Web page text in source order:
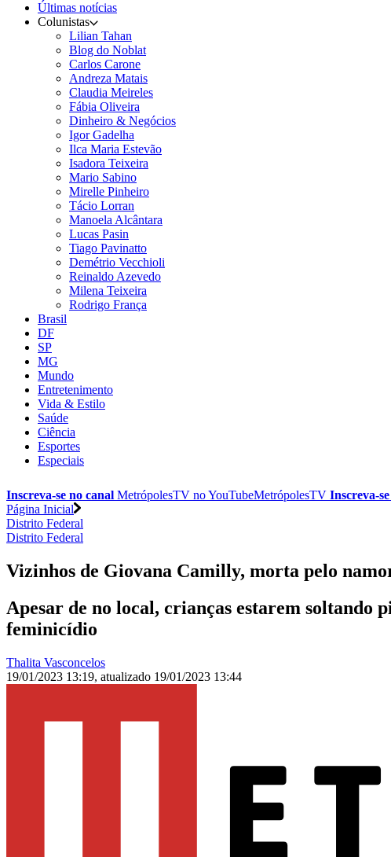
Últimas notícias
Colunistas
Lilian Tahan
Blog do Noblat
Carlos Carone
Andreza Matais
Claudia Meireles
Fábia Oliveira
Dinheiro & Negócios
Igor Gadelha
Ilca Maria Estevão
Isadora Teixeira
Mario Sabino
Mirelle Pinheiro
Tácio Lorran
Manoela Alcântara
Lucas Pasin
Tiago Pavinatto
Demétrio Vecchioli
Reinaldo Azevedo
Milena Teixeira
Rodrigo França
Brasil
DF
SP
MG
Mundo
Entretenimento
Vida & Estilo
Saúde
Ciência
Esportes
Especiais
Inscreva-se no canal MetrópolesTV noYouTubeMetrópolesTV Inscreva-se
Página Inicial
Distrito Federal
Distrito Federal
Vizinhos de Giovana Camilly, morta pelo
Apesar de no local, crianças estarem soltando
feminicídio
Thalita Vasconcelos
19/01/2023 13:19, atualizado 19/01/2023 13:44